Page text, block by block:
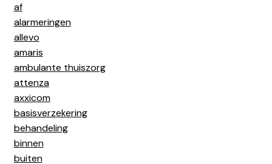
af
alarmeringen
allevo
amaris
ambulante thuiszorg
attenza
axxicom
basisverzekering
behandeling
binnen
buiten